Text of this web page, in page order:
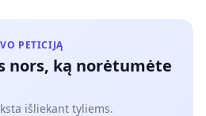
PETICIJĄ
nors, ką norėtumėte
išliekant tyliems.